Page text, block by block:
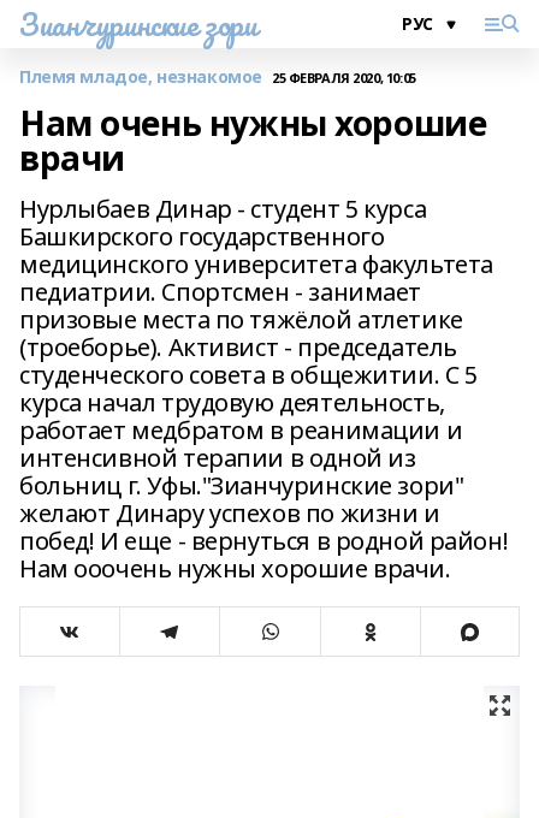
Зианчуринские зори
Племя младое, незнакомое 25 ФЕВРАЛЯ 2020, 10:05
Нам очень нужны хорошие
врачи
Нурлыбаев Динар - студент 5 курса
Башкирского государственного
медицинского университета факультета
педиатрии. Спортсмен - занимает
призовые места по тяжёлой атлетике
(троеборье). Активист - председатель
студенческого совета в общежитии. С 5
курса начал трудовую деятельность,
работает медбратом в реанимации и
интенсивной терапии в одной из
больниц г. Уфы."Зианчуринские зори"
желают Динару успехов по жизни и
побед! И еще - вернуться в родной район!
Нам ооочень нужны хорошие врачи.